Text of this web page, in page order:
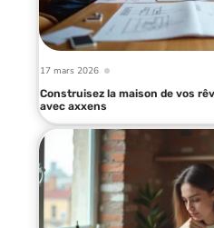
17 mars 2026
Construisez la maison de vos
avec axxens